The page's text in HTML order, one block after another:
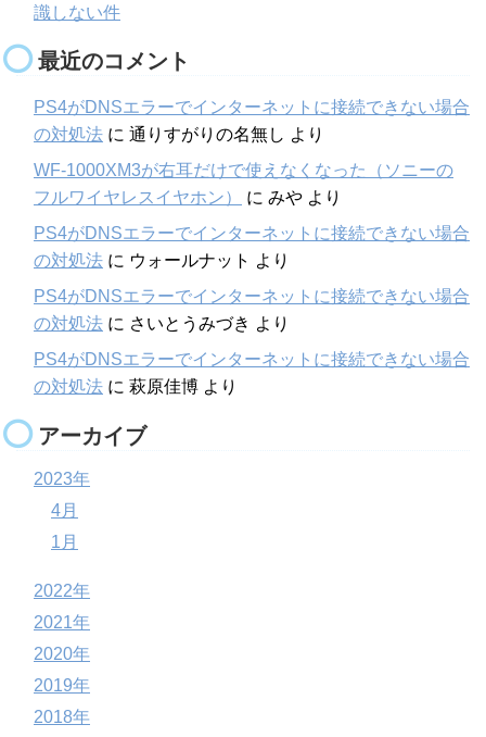
識しない件
最近のコメント
PS4がDNSエラーでインターネットに接続できない場合
の対処法 に 通りすがりの名無し より
WF-1000XM3が右耳だけで使えなくなった（ソニーの
フルワイヤレスイヤホン）
に みや より
PS4がDNSエラーでインターネットに接続できない場合
の対処法 に ウォールナット より
PS4がDNSエラーでインターネットに接続できない場合
の対処法 に さいとうみづき より
PS4がDNSエラーでインターネットに接続できない場合
の対処法 に 萩原佳博 より
アーカイブ
2023年
4月
1月
2022年
2021年
2020年
2019年
2018年